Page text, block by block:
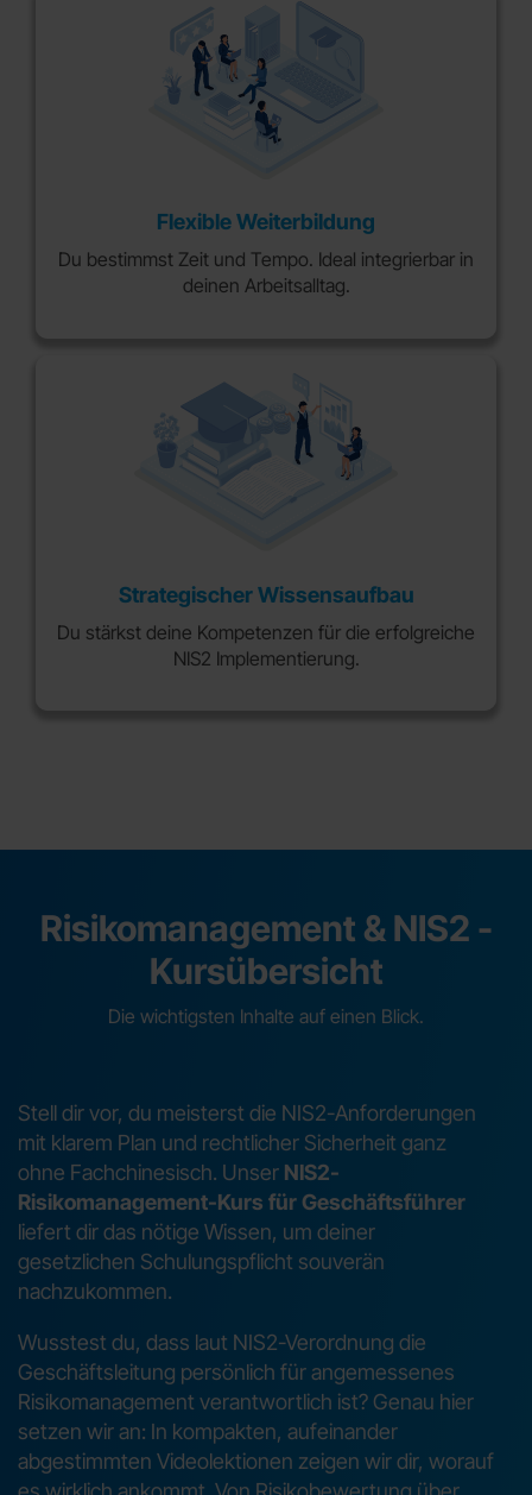
Flexible Weiterbildung
Du bestimmst Zeit und Tempo. Ideal integrierbar in
deinen Arbeitsalltag.
Strategischer Wissensaufbau
Du stärkst deine Kompetenzen für die erfolgreiche
NIS2 Implementierung.
Risikomanagement & NIS2 -
Kursübersicht
Die wichtigsten Inhalte auf einen Blick.
Stell dir vor, du meisterst die NIS2-Anforderungen
mit klarem Plan und rechtlicher Sicherheit ganz
ohne Fachchinesisch. Unser NIS2-
Risikomanagement-Kurs für Geschäftsführer
liefert dir das nötige Wissen, um deiner
gesetzlichen Schulungspflicht souverän
nachzukommen.
Wusstest du, dass laut NIS2-Verordnung die
Geschäftsleitung persönlich für angemessenes
Risikomanagement verantwortlich ist? Genau hier
setzen wir an: In kompakten, aufeinander
abgestimmten Videolektionen zeigen wir dir, worauf